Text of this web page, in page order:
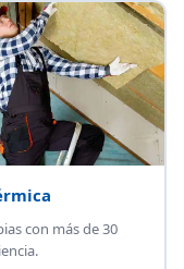
con más de 30